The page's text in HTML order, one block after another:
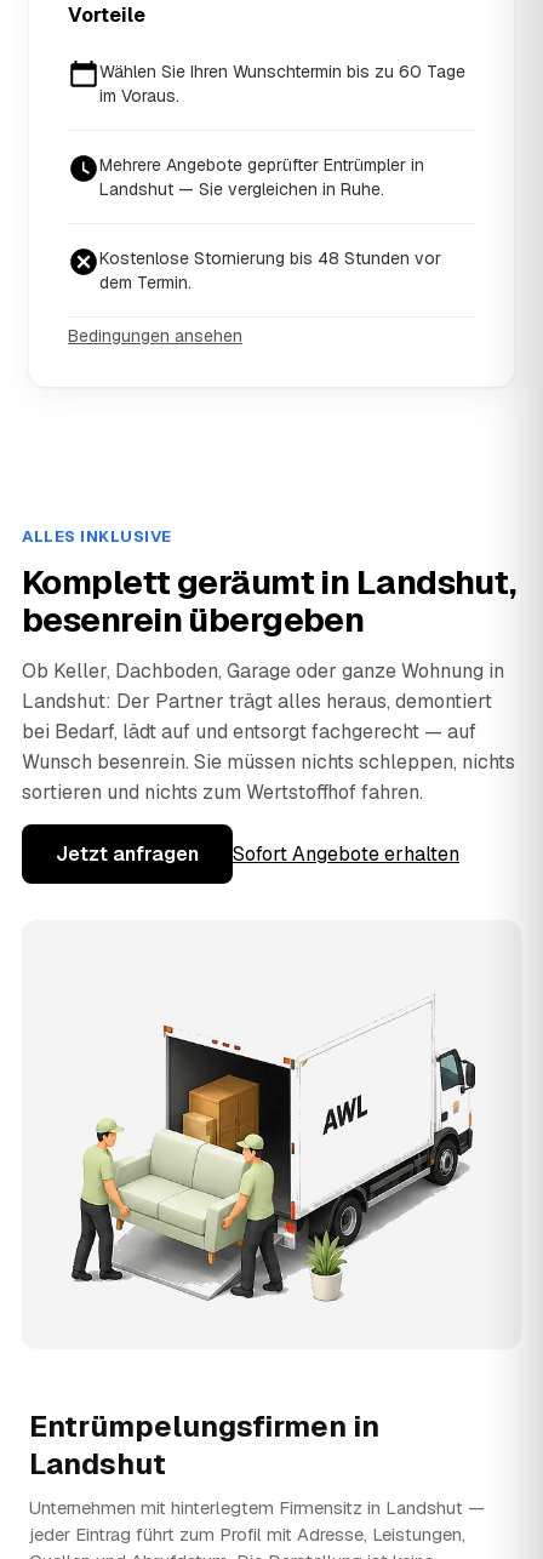
Vorteile
Wählen Sie Ihren Wunschtermin bis zu 60 Tage
im Voraus.
Mehrere Angebote geprüfter Entrümpler in
Landshut — Sie vergleichen in Ruhe.
Kostenlose Stornierung bis 48 Stunden vor
dem Termin.
Bedingungen ansehen
ALLES INKLUSIVE
Komplett geräumt in Landshut,
besenrein übergeben
Ob Keller, Dachboden, Garage oder ganze Wohnung in
Landshut: Der Partner trägt alles heraus, demontiert
bei Bedarf, lädt auf und entsorgt fachgerecht — auf
Wunsch besenrein. Sie müssen nichts schleppen, nichts
sortieren und nichts zum Wertstoffhof fahren.
Jetzt anfragen Sofort Angebote erhalten
Entrümpelungsfirmen in
Landshut
Unternehmen mit hinterlegtem Firmensitz in Landshut —
jeder Eintrag führt zum Profil mit Adresse, Leistungen,